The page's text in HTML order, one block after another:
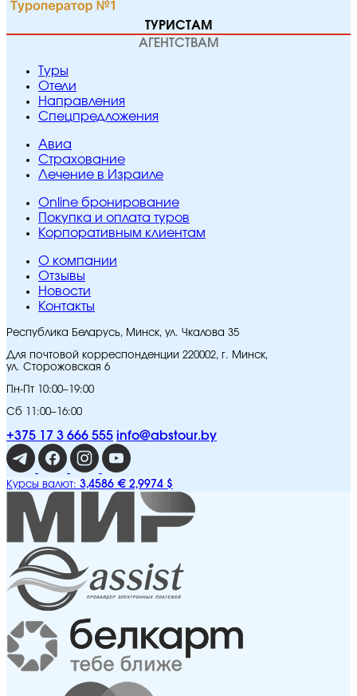
ТУРИСТАМ
АГЕНТСТВАМ
Туры
Отели
Направления
Спецпредложения
Авиа
Страхование
Лечение в Израиле
Online бронирование
Покупка и оплата туров
Корпоративным клиентам
O компании
Отзывы
Новости
Контакты
Республика Беларусь, Минск, ул. Чкалова 35
Для почтовой корреспонденции 220002, г. Минск,
ул. Сторожовская 6
Пн-Пт 10:00–19:00
Сб 11:00–16:00
+375 17 3 666 555 info@abstour.by
Курсы валют: 3,4586 € 2,9974 $